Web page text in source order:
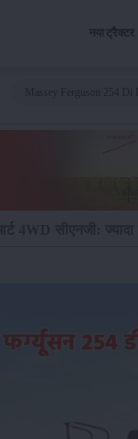
नया ट्रैक्टर